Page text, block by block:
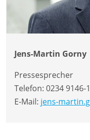
Jens-Martin Gorny
Pressesprecher
Telefon: 0234 9146-
E-Mail: jens-